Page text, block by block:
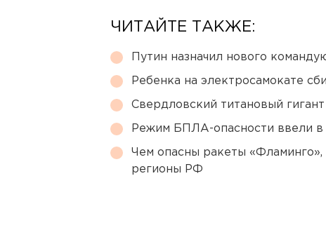
ЧИТАЙТЕ ТАКЖЕ:
Путин назначил нового
Ребенка на электросамокате
Свердловский титановый
Режим БПЛА-опасности ввели
Чем опасны ракеты
регионы РФ